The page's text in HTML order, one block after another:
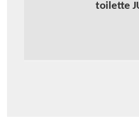
toilette